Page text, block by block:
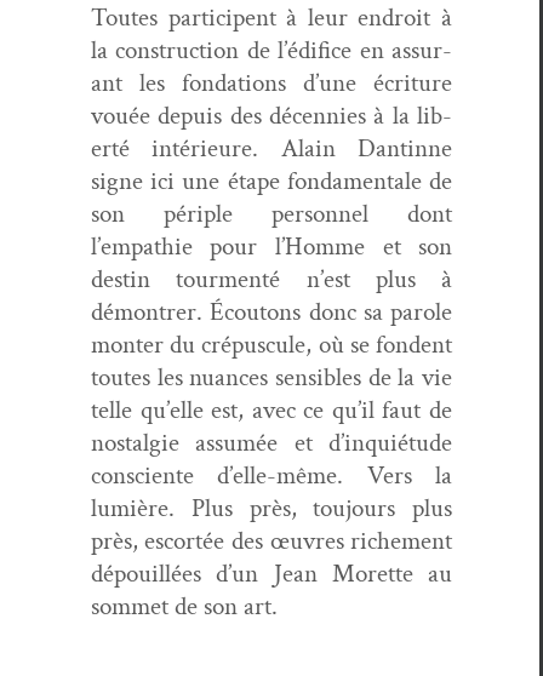
Toutes par­ticipent à leur endroit à
la con­struc­tion de l’édifice en assur­
ant les fon­da­tions d’une écri­t­ure
vouée depuis des décen­nies à la lib­
erté intérieure. Alain Dan­tinne
signe ici une étape fon­da­men­tale de
son périple per­son­nel dont
l’empathie pour l’Homme et son
des­tin tour­men­té n’est plus à
démon­tr­er.Écou­tons donc sa parole
mon­ter du cré­pus­cule, où se fondent
toutes les nuances sen­si­bles de la vie
telle qu’elle est, avec ce qu’il faut de
nos­tal­gie assumée et d’inquiétude
con­sciente d’elle-même. Vers la
lumière. Plus près, tou­jours plus
près, escortée des œuvres riche­ment
dépouil­lées d’un Jean Morette au
som­met de son art.